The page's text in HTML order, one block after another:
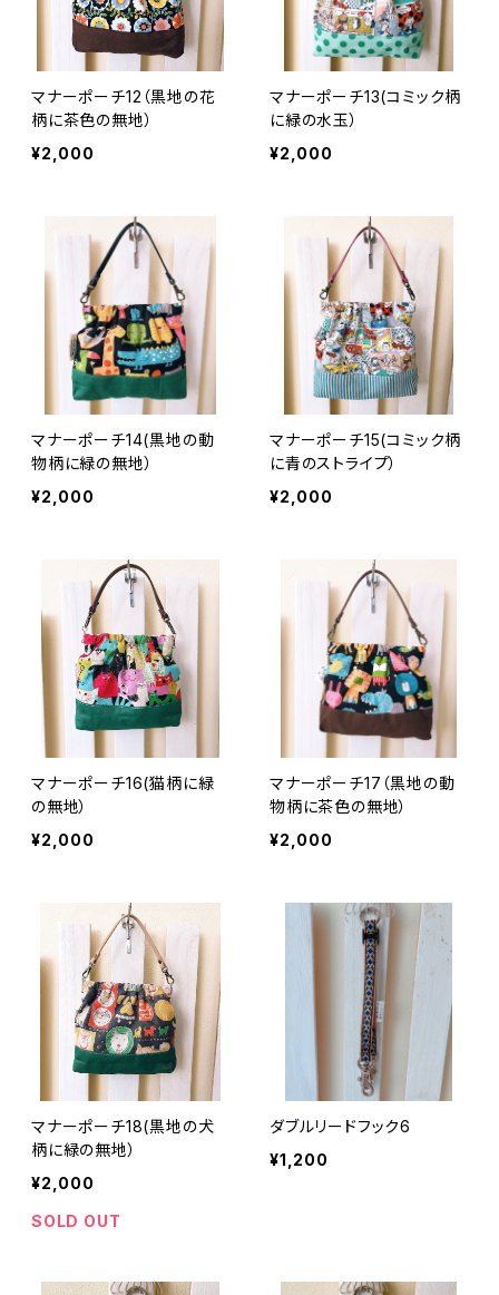
マナーポーチ12（黒地の花
柄に茶色の無地）
¥2,000
マナーポーチ13(コミック柄
に緑の水玉）
¥2,000
マナーポーチ14(黒地の動
物柄に緑の無地）
¥2,000
マナーポーチ15(コミック柄
に青のストライプ）
¥2,000
マナーポーチ16(猫柄に緑
の無地）
¥2,000
マナーポーチ17（黒地の動
物柄に茶色の無地）
¥2,000
マナーポーチ18(黒地の犬
柄に緑の無地）
¥2,000
SOLD OUT
ダブルリードフック6
¥1,200